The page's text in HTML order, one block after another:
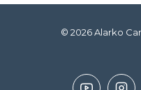
© 2026Alarko